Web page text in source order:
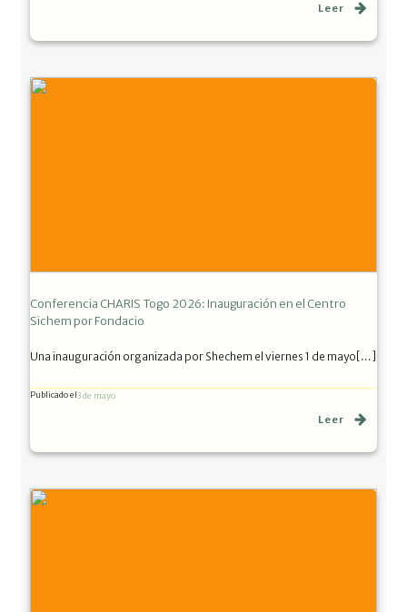
Leer
Conferencia CHARIS Togo 2026: Inauguración en el Centro
Sichem por Fondacio
Una inauguración organizada por Shechem el viernes 1 de mayo[…]
Publicado el3 de mayo
Leer